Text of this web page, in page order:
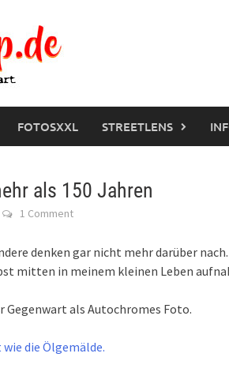
FOTOSXXL STREETLENS
als 150 Jahren
1 Comment
denken gar nicht mehr darüber
mitten in meinem kleinen Leben
Gegenwart als Autochromes Foto.
wie die Ölgemälde.